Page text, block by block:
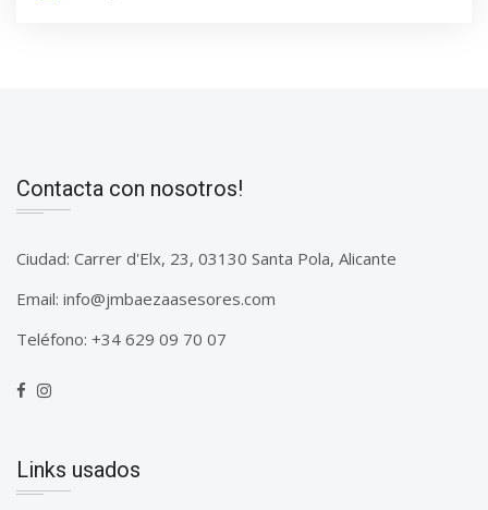
Contacta con nosotros!
Ciudad: Carrer d'Elx, 23, 03130 Santa Pola, Alicante
Email: info@jmbaezaasesores.com
Teléfono: +34 629 09 70 07
Links usados